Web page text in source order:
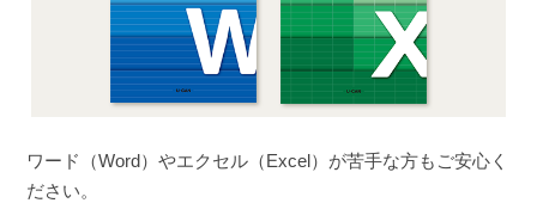
ワード（Word）やエクセル（Excel）が苦手な方もご安心く
ださい。